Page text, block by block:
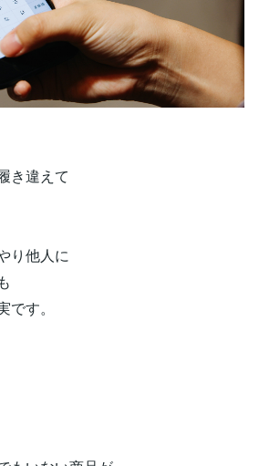
き違えて
り他人に
す。